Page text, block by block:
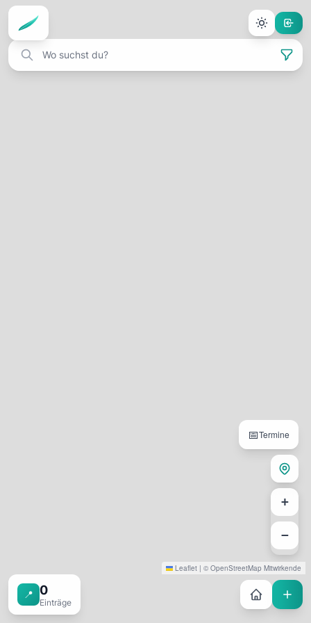
📅Termine
+
−
Leaflet | © OpenStreetMap Mitwirkende
📍 0
Einträge